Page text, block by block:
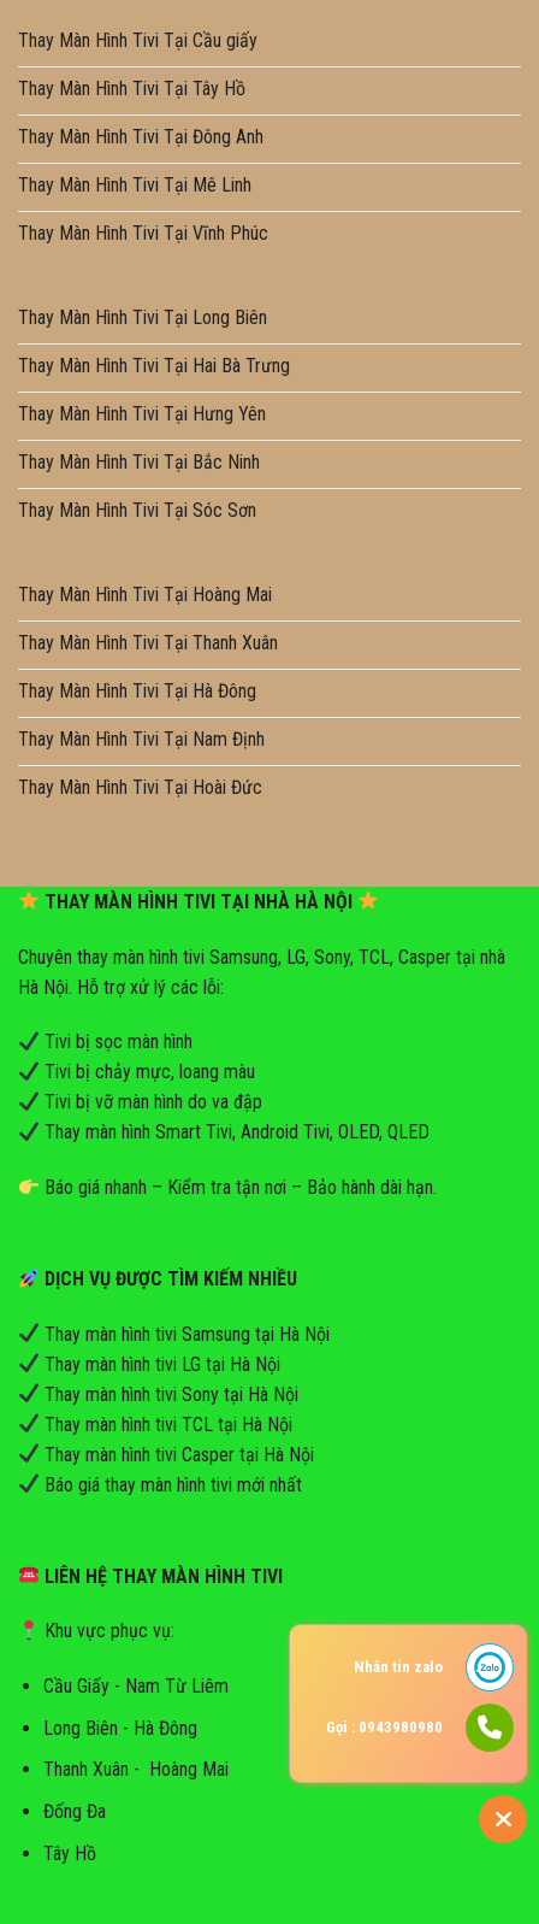
Thay Màn Hình Tivi Tại Cầu giấy
Thay Màn Hình Tivi Tại Tây Hồ
Thay Màn Hình Tivi Tại Đông Anh
Thay Màn Hình Tivi Tại Mê Linh
Thay Màn Hình Tivi Tại Vĩnh Phúc
Thay Màn Hình Tivi Tại Long Biên
Thay Màn Hình Tivi Tại Hai Bà Trưng
Thay Màn Hình Tivi Tại Hưng Yên
Thay Màn Hình Tivi Tại Bắc Ninh
Thay Màn Hình Tivi Tại Sóc Sơn
Thay Màn Hình Tivi Tại Hoàng Mai
Thay Màn Hình Tivi Tại Thanh Xuân
Thay Màn Hình Tivi Tại Hà Đông
Thay Màn Hình Tivi Tại Nam Định
Thay Màn Hình Tivi Tại Hoài Đức
THAY MÀN HÌNH TIVI TẠI NHÀ HÀ NỘI
Chuyên thay màn hình tivi Samsung, LG, Sony, TCL, Casper tại nhà
Hà Nội. Hỗ trợ xử lý các lỗi:
Tivi bị sọc màn hình
Tivi bị chảy mực, loang màu
Tivi bị vỡ màn hình do va đập
Thay màn hình Smart Tivi, Android Tivi, OLED, QLED
Báo giá nhanh – Kiểm tra tận nơi – Bảo hành dài hạn.
DỊCH VỤ ĐƯỢC TÌM KIẾM NHIỀU
Thay màn hình tivi Samsung tại Hà Nội
Thay màn hình tivi LG tại Hà Nội
Thay màn hình tivi Sony tại Hà Nội
Thay màn hình tivi TCL tại Hà Nội
Thay màn hình tivi Casper tại Hà Nội
Báo giá thay màn hình tivi mới nhất
LIÊN HỆ THAY MÀN HÌNH TIVI
Khu vực phục vụ:
Cầu Giấy - Nam Từ Liêm
Long Biên - Hà Đông
Thanh Xuân - Hoàng Mai
Đống Đa
Tây Hồ
Nhắn tin zalo
Gọi : 0943980980